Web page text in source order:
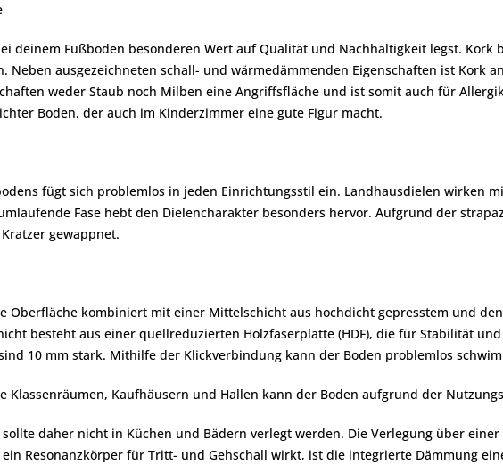
deinem Fußboden besonderen Wert auf Qualität und Nachhaltigkeit legst. Kork
Neben ausgezeichneten schall- und wärmedämmenden Eigenschaften ist Kork
weder Staub noch Milben eine Angriffsfläche und ist somit auch für
Boden, der auch im Kinderzimmer eine gute Figur macht.
fügt sich problemlos in jeden Einrichtungsstil ein. Landhausdielen wirken
Fase hebt den Dielencharakter besonders hervor. Aufgrund der
gewappnet.
kombiniert mit einer Mittelschicht aus hochdicht gepresstem und
besteht aus einer quellreduzierten Holzfaserplatte (HDF), die für Stabilität
10 mm stark. Mithilfe der Klickverbindung kann der Boden problemlos
Kaufhäusern und Hallen kann der Boden aufgrund der
daher nicht in Küchen und Bädern verlegt werden. Die Verlegung über
Resonanzkörper für Tritt- und Gehschall wirkt, ist die integrierte Dämmung